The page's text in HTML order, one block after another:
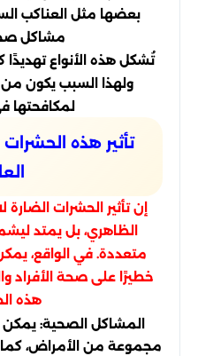
بعضها مثل العناكب
مشاكل
تُشكل هذه الأنواع تهديدًا
ولهذا السبب يكون من
لمكافحتها
تأثير هذه
إن تأثير الحشرات
الظاهري، بل يمتد
متعددة. في الواقع،
خطيرًا على صحة الأفراد
هذه
المشاكل الصحية:
مجموعة من الأمراض،